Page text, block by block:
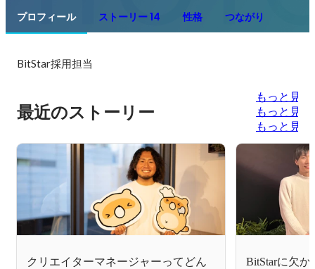
プロフィール ストーリー 14 性格 つながり
BitStar採用担当
最近のストーリー
もっと見る
もっと見る
もっと見る
クリエイターマネージャーってどん
BitStarに欠